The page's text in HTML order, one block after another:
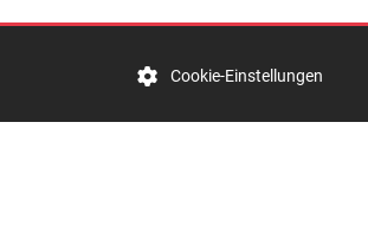
Cookie-Einstellungen